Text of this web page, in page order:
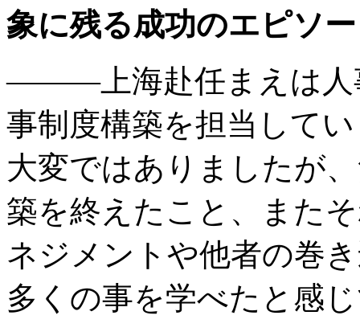
象に残る成功のエピソ
———上海赴任まえは人
事制度構築を担当して
大変ではありましたが
築を終えたこと、また
ネジメントや他者の巻
多くの事を学べたと感